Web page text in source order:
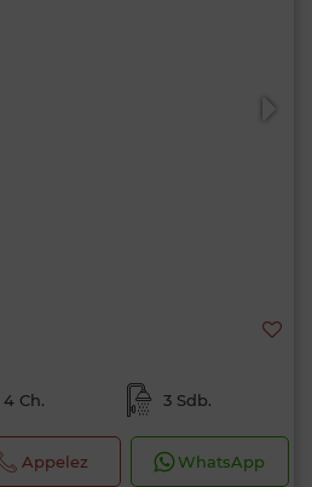
4 Ch. 3 Sdb.
Appelez WhatsApp